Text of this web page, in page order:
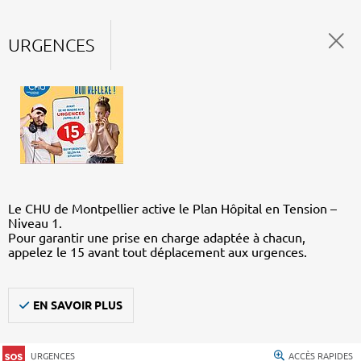
URGENCES
Le CHU de Montpellier active le Plan Hôpital en Tension –
Niveau 1.
Pour garantir une prise en charge adaptée à chacun,
appelez le 15 avant tout déplacement aux urgences.
EN SAVOIR PLUS
URGENCES ACCÈS RAPIDES